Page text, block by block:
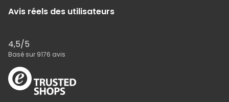
Avis réels des utilisateurs
4,5/5
Basé sur 9176 avis